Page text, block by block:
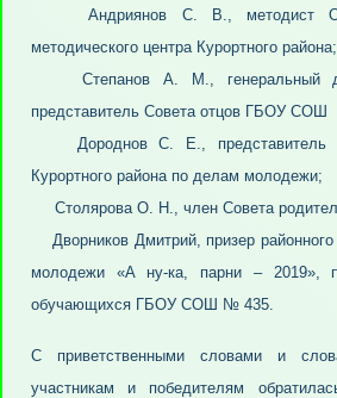
Андриянов С. В., методист
методического центра Курортного района;
Степанов А. М., генеральный
представитель Совета отцов ГБОУ СОШ
Дороднов С. Е., представитель
Курортного района по делам молодежи;
Столярова О. Н., член Совета
Дворников Дмитрий, призер районного
молодежи «А ну-ка, парни – 2019»,
обучающихся ГБОУ СОШ
С приветственными словами и
участникам и победителям